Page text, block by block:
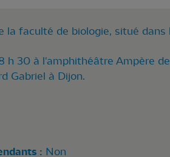
la faculté de biologie, situé
h 30 à l'amphithéâtre Ampère
Gabriel à Dijon.
: Non